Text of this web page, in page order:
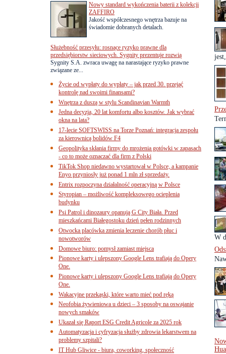
W
Nowy standard wykończenia baterii z kolekcji
ZAFFIRO
Jakość współczesnego wnętrza bazuje na
świadomie dobranych detalach.
Służebność przesyłu: rosnące ryzyko prawne dla
przedsiębiorstw sieciowych. Sygnity prezentuje rozwią
Sygnity S.A. zwraca uwagę na narastające ryzyko prawne
związane ze...
Życie od wypłaty do wypłaty – jak przed 30. przejąć
kontrolę nad swoimi finansami?
Wnętrza z duszą w stylu Scandinavian Warmth
Jedna decyzja, 20 lat komfortu albo kosztów. Jak wybrać
okna na lata?
17-lecie SOFTSWISS na Torze Poznań: integracja zespołu
za kierownicą bolidów F4
Geopolityka skłania firmy do mrożenia gotówki w zapasach
- co to może oznaczać dla firm z Polski
TikTok Shop niedawno wystartował w Polsce, a kampanie
Enyo przyniosły już ponad 1 mln zł sprzedaży.
Entrix rozpoczyna działalność operacyjną w Polsce
Styropian – możliwość kompleksowego ocieplenia
budynku
Psi Patrol i dinozaury opanują G City Biała. Przed
mieszkańcami Białegostoku dzień pełen rodzinnych
Otwocka placówka zmienia leczenie chorób płuc i
nowotworów
Domowe biuro: pomysł zamiast miejsca
Pionowe karty i ulepszony Google Lens trafiają do Opery
One.
Pionowe karty i ulepszony Google Lens trafiają do Opery
One.
Wakacyjne przekąski, które warto mieć pod ręką
Neofobia żywieniowa u dzieci – 3 sposoby na oswajanie
nowych smaków
Ukazał się Raport ESG Credit Agricole za 2025 rok
Automatyzacja i cyfryzacja służby zdrowia lekarstwem na
problemy szpitali?
IT Hub Gliwice - biura, coworking, społeczność